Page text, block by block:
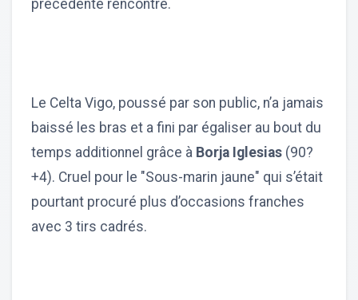
précédente rencontre.
Le Celta Vigo, poussé par son public, n’a jamais
baissé les bras et a fini par égaliser au bout du
temps additionnel grâce à Borja Iglesias (90?
+4). Cruel pour le "Sous-marin jaune" qui s’était
pourtant procuré plus d’occasions franches
avec 3 tirs cadrés.